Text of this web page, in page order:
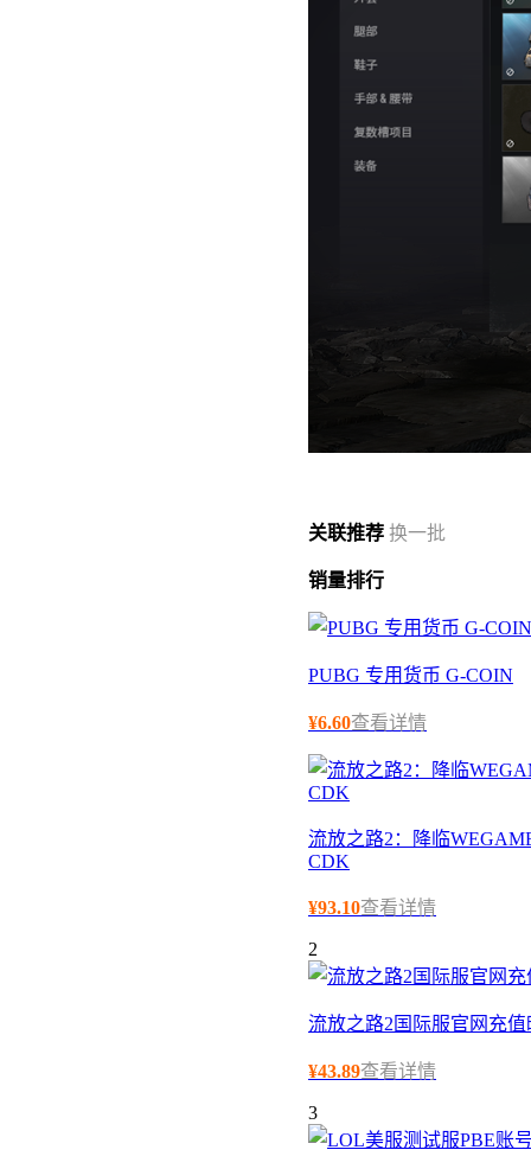
关联推荐 换一批
销量排行
PUBG 专用货币 G-COIN
¥6.60查看详情
流放之路2：降临
CDK
¥93.10查看详情
2
流放之路2国际服官网充
¥43.89查看详情
3